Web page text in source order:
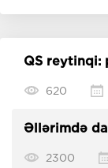
QS reytinqi:
620
Əllərimdə
2300